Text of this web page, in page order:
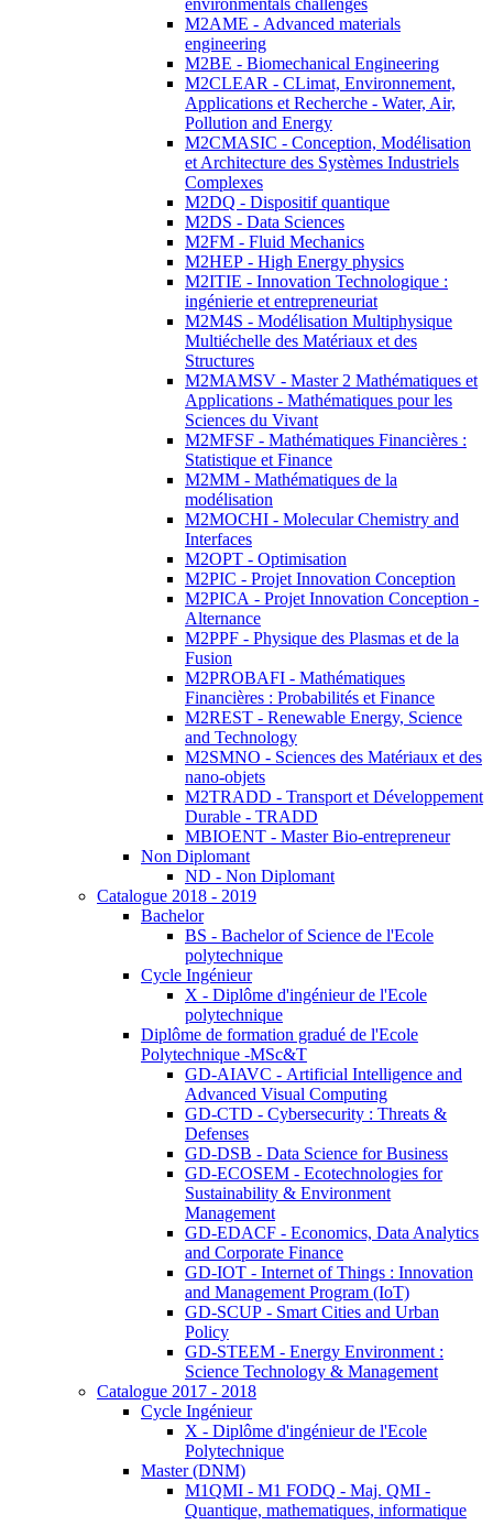
environmentals challenges
M2AME - Advanced materials
engineering
M2BE - Biomechanical Engineering
M2CLEAR - CLimat, Environnement,
Applications et Recherche - Water, Air,
Pollution and Energy
M2CMASIC - Conception, Modélisation
et Architecture des Systèmes Industriels
Complexes
M2DQ - Dispositif quantique
M2DS - Data Sciences
M2FM - Fluid Mechanics
M2HEP - High Energy physics
M2ITIE - Innovation Technologique :
ingénierie et entrepreneuriat
M2M4S - Modélisation Multiphysique
Multiéchelle des Matériaux et des
Structures
M2MAMSV - Master 2 Mathématiques et
Applications - Mathématiques pour les
Sciences du Vivant
M2MFSF - Mathématiques Financières :
Statistique et Finance
M2MM - Mathématiques de la
modélisation
M2MOCHI - Molecular Chemistry and
Interfaces
M2OPT - Optimisation
M2PIC - Projet Innovation Conception
M2PICA - Projet Innovation Conception -
Alternance
M2PPF - Physique des Plasmas et de la
Fusion
M2PROBAFI - Mathématiques
Financières : Probabilités et Finance
M2REST - Renewable Energy, Science
and Technology
M2SMNO - Sciences des Matériaux et des
nano-objets
M2TRADD - Transport et Développement
Durable - TRADD
MBIOENT - Master Bio-entrepreneur
Non Diplomant
ND - Non Diplomant
Catalogue 2018 - 2019
Bachelor
BS - Bachelor of Science de l'Ecole
polytechnique
Cycle Ingénieur
X - Diplôme d'ingénieur de l'Ecole
polytechnique
Diplôme de formation gradué de l'Ecole
Polytechnique -MSc&T
GD-AIAVC - Artificial Intelligence and
Advanced Visual Computing
GD-CTD - Cybersecurity : Threats &
Defenses
GD-DSB - Data Science for Business
GD-ECOSEM - Ecotechnologies for
Sustainability & Environment
Management
GD-EDACF - Economics, Data Analytics
and Corporate Finance
GD-IOT - Internet of Things : Innovation
and Management Program (IoT)
GD-SCUP - Smart Cities and Urban
Policy
GD-STEEM - Energy Environment :
Science Technology & Management
Catalogue 2017 - 2018
Cycle Ingénieur
X - Diplôme d'ingénieur de l'Ecole
Polytechnique
Master (DNM)
M1QMI - M1 FODQ - Maj. QMI -
Quantique, mathematiques, informatique